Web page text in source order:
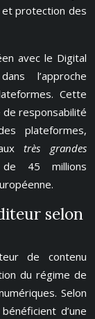
et protection des
avec le Digital
l’approche
Cette
responsabilité
plateformes,
auxtrès grandes
45 millions
selon
de contenu
du régime de
Selon
d’une